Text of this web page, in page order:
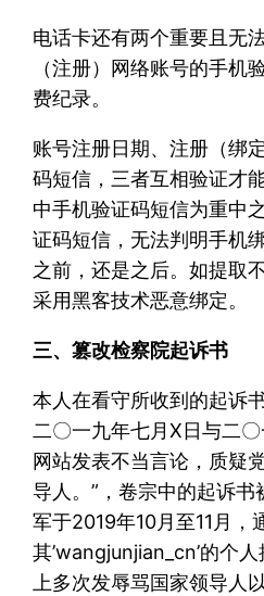
电话卡还有两个重要且无
（注册）网络账号的手机
费纪录。
账号注册日期、注册（绑
码短信，三者互相验证才
中手机验证码短信为重中
证码短信，无法判明手机
之前，还是之后。如提取
采用黑客技术恶意绑定。
三、篡改检察院起诉书
本人在看守所收到的起诉
二〇一九年七月X日与二
网站发表不当言论，质疑
导人。”，卷宗中的起诉书
军于2019年10月至11月，
其’wangjunjian_cn’的个
上多次发辱骂国家领导人